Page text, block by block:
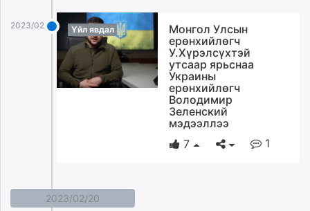
2023/02/21 Үйл явдал
Монгол Улсын
ерөнхийлөгч
У.Хүрэлсүхтэй
утсаар ярьснаа
Украины
ерөнхийлөгч
Володимир
Зеленский
мэдээллээ
7
1
2023/02/20